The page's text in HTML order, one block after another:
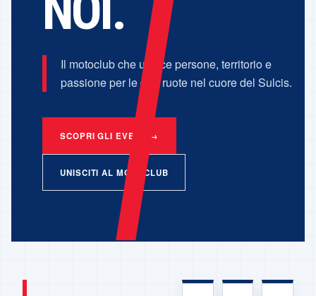
Il motoclub che unisce persone, territorio e
passione per le due ruote nel cuore del Sulcis.
SCOPRI GLI EVENTI →
UNISCITI AL MOTOCLUB